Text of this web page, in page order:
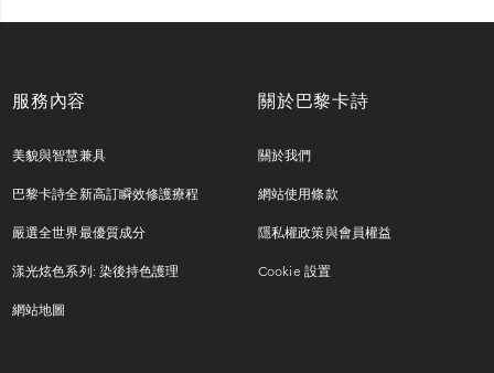
服務內容
美貌與智慧兼具
巴黎卡詩全新高訂瞬效修護療程
嚴選全世界最優質成分
漾光炫色系列: 染後持色護理
網站地圖
關於巴黎卡詩
關於我們
網站使用條款
隱私權政策與會員權益
Cookie 設置